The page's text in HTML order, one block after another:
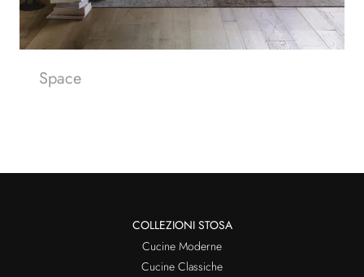
Space
COLLEZIONI STOSA
Cucine Moderne
Cucine Classiche